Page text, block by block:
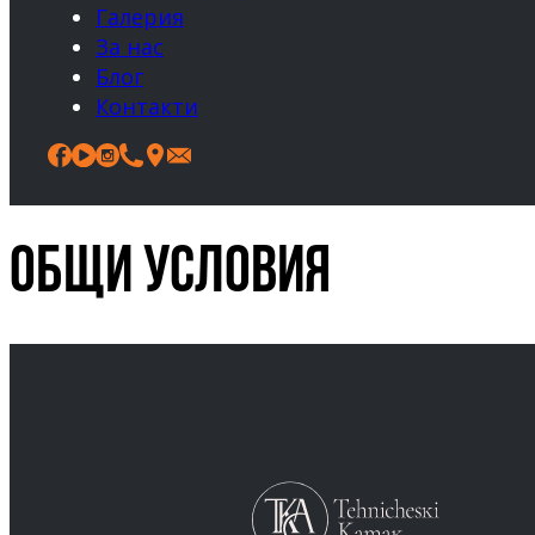
Галерия
За нас
Блог
Контакти
Общи условия